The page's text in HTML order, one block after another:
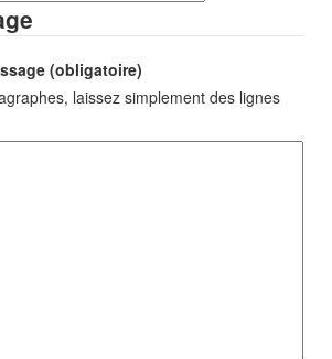
(obligatoire)
laissez simplement des lignes